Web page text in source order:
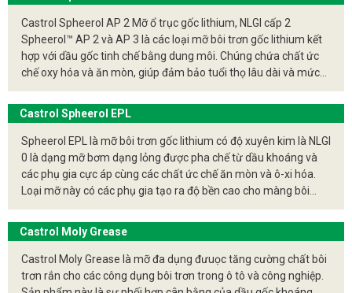
Các chất làm đặc phổ biến bao gồm xà phòng
kim loại (như lithium, calcium), polyurea, và
silicat.
khoáng hoặc dầu tổng hợp.
Dầu tổng hợp thường được sử dụng cho mỡ
chịu nhiệt cao do khả năng chống oxy hóa và
bay hơi thấp.
Phụ gia: Các chất phụ gia chống oxy hóa, chống mài
mòn, chống rỉ sét, và cải thiện độ dính.
Ứng dụng của mỡ chịu nhiệt trong ngành công nghiệp
Ngành ô tô: Sử dụng trong ổ bi bánh xe, hệ thống
phanh, và các bộ phận chịu nhiệt khác.
Castrol Spheerol AP 2 Mỡ ổ trục gốc lithium, NLGI cấp 2
Spheerol™ AP 2 và AP 3 là các loại mỡ bôi trơn gốc lithium kết
hợp với dầu gốc tinh chế bằng dung môi. Chúng chứa chất ức
chế oxy hóa và ăn mòn, giúp đảm bảo tuổi thọ lâu dài và mức
độ bảo vệ cao cho bề mặt kim loại. Các loại mỡ có khả năng
chịu nước.
Castrol Spheerol EPL
Spheerol EPL là mỡ bôi trơn gốc lithium có độ xuyên kim là NLGI
0 là dạng mỡ bơm dạng lỏng được pha chế từ dầu khoáng và
các phụ gia cực áp cùng các chất ức chế ăn mòn và ô-xi hóa.
Loại mỡ này có các phụ gia tạo ra độ bền cao cho màng bôi
trơn trong các điều kiện tải trọng trung bình và cao. Mỡ bôi trơn
Spheerol EPL 1 được sản xuất bởi hãng dầu nhớt Castrol nhà
sản xuất dầu nhớt và mỡ bôi trơn hàng đầu thế giới.
Castrol Moly Grease
Castrol Moly Grease là mỡ đa dụng đưuọc tăng cường chất bôi
trơn rắn cho các công dụng bôi trơn trong ô tô và công nghiệp.